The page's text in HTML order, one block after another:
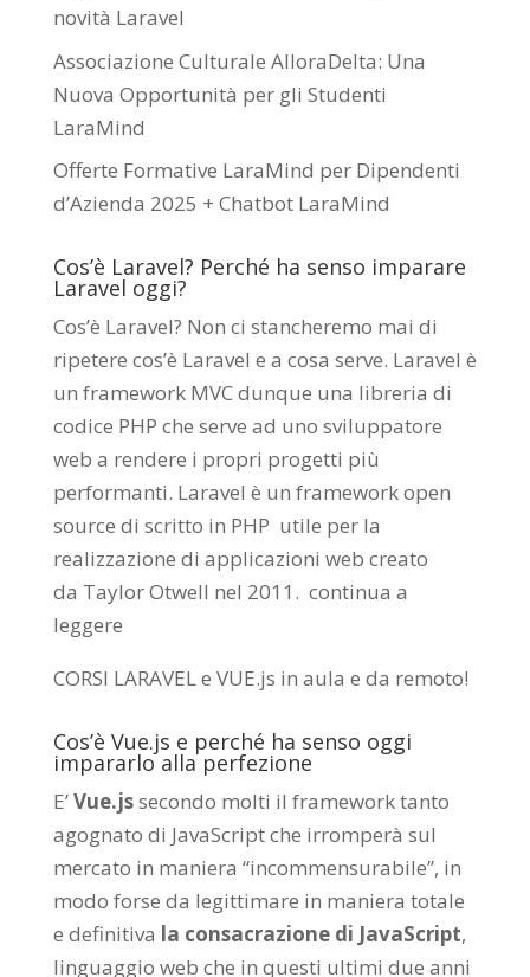
novità Laravel
Associazione Culturale AlloraDelta: Una
Nuova Opportunità per gli Studenti
LaraMind
Offerte Formative LaraMind per Dipendenti
d’Azienda 2025 + Chatbot LaraMind
Cos’è Laravel? Perché ha senso imparare
Laravel oggi?
Cos’è Laravel? Non ci stancheremo mai di
ripetere cos’è Laravel e a cosa serve. Laravel è
un framework MVC dunque una libreria di
codice PHP che serve ad uno sviluppatore
web a rendere i propri progetti più
performanti. Laravel è un framework open
source di scritto in PHP utile per la
realizzazione di applicazioni web creato
da Taylor Otwell nel 2011. continua a
leggere
CORSI LARAVEL e VUE.js in aula e da remoto!
Cos’è Vue.js e perché ha senso oggi
impararlo alla perfezione
E’Vue.jssecondo molti il framework tanto
agognato di JavaScript che irromperà sul
mercato in maniera “incommensurabile”, in
modo forse da legittimare in maniera totale
e definitiva la consacrazione di JavaScript,
linguaggio web che in questi ultimi due anni